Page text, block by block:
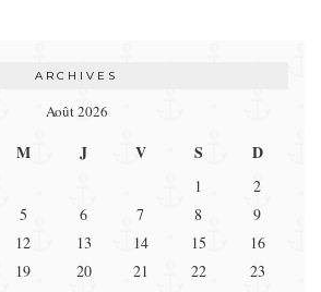
ARCHIVES
Août 2026
M J V S D
1
2
5 6 7 8
9
12 13 14 15
16
19 20 21 22
23